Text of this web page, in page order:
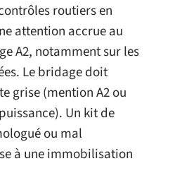
routiers en
attention accrue au
A2, notamment sur les
Le bridage doit
grise (mention A2 ou
Un kit de
ou mal
à une immobilisation